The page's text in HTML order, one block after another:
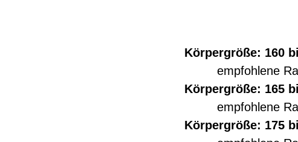
Körpergröße: 160
empfohlene
Körpergröße: 165
empfohlene
Körpergröße: 175